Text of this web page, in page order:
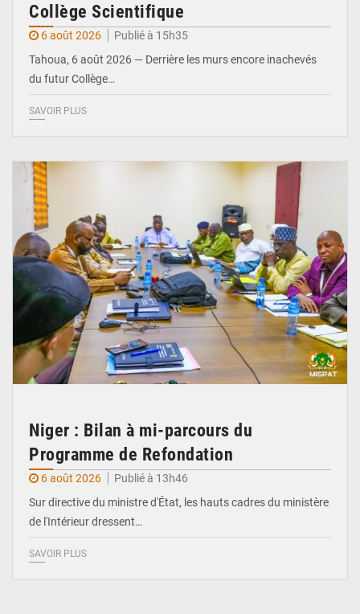
Collège Scientifique
6 août 2026
Publié à 15h35
Tahoua, 6 août 2026 — Derrière les murs encore inachevés
du futur Collège…
SAVOIR PLUS
Niger : Bilan à mi-parcours du
Programme de Refondation
6 août 2026
Publié à 13h46
Sur directive du ministre d'État, les hauts cadres du ministère
de l'Intérieur dressent…
SAVOIR PLUS